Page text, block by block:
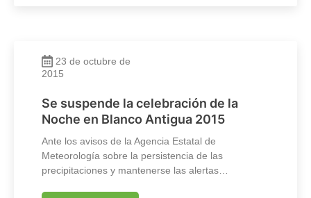
23 de octubre de
2015
Se suspende la celebración de la
Noche en Blanco Antigua 2015
Ante los avisos de la Agencia Estatal de
Meteorología sobre la persistencia de las
precipitaciones y mantenerse las alertas…